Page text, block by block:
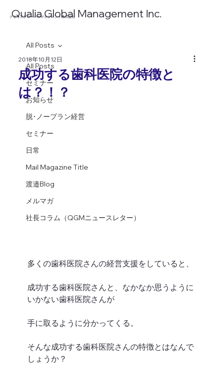
​クオリアグローバルマネジメント株式会社
​Qualia Global Management Inc.
All Posts
セミナー
お知らせ
脱･ノープラン経営
セミナー
日常
Mail Magazine Title
渡邉Blog
メルマガ
社長コラム（QGMニュースレター）
All Posts
成功する歯科医院の特徴と
は？！？
2018年10月12日
多くの歯科医院さんの経営支援をしていると、
成功する歯科医院さんと、なかなか思うように
いかない歯科医院さんが
手に取るように分かってくる。
そんな成功する歯科医院さんの特徴とはなんで
しょうか？